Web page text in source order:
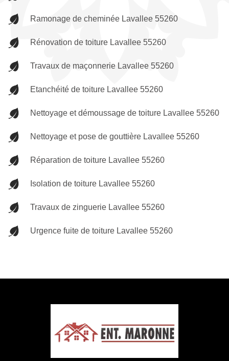
Ramonage de cheminée Lavallee 55260
Rénovation de toiture Lavallee 55260
Travaux de maçonnerie Lavallee 55260
Etanchéité de toiture Lavallee 55260
Nettoyage et démoussage de toiture Lavallee 55260
Nettoyage et pose de gouttière Lavallee 55260
Réparation de toiture Lavallee 55260
Isolation de toiture Lavallee 55260
Travaux de zinguerie Lavallee 55260
Urgence fuite de toiture Lavallee 55260